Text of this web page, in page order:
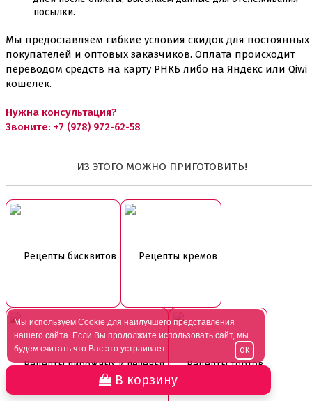
В корзину
посылки.
Мы предоставляем гибкие условия скидок для постоянных
покупателей и оптовых заказчиков. Оплата происходит
переводом средств на карту РНКБ либо на Яндекс или Qiwi
кошелек.
Нужна консультация?
Звоните: +7 (978) 972-62-58
ИЗ ЭТОГО МОЖНО ПРИГОТОВИТЬ!
Рецепты бисквитов Рецепты кремов
Рецепты пирожных и печенья Рецепты тортов
Мы используем Cookie для наилучшего представления
нашего сайта. Если Вы продолжите использовать сайт, мы
будем считать что Вас это устраивает.
OK